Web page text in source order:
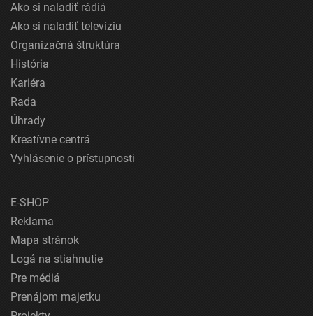
Ako si naladiť rádiá
Ako si naladiť televíziu
Organizačná štruktúra
História
Kariéra
Rada
Úhrady
Kreatívne centrá
Vyhlásenie o prístupnosti
E-SHOP
Reklama
Mapa stránok
Logá na stiahnutie
Pre médiá
Prenájom majetku